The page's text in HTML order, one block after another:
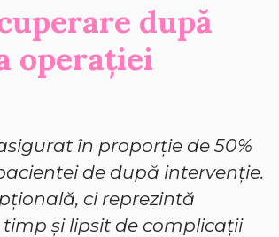
după
operației
în proporție de 50%
de după intervenție.
ci reprezintă
și lipsit de complicații